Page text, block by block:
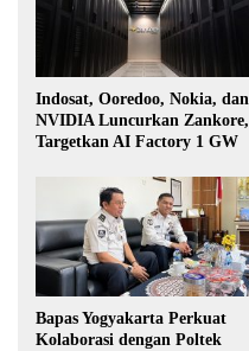
Indosat, Ooredoo, Nokia, dan
NVIDIA Luncurkan Zankore,
Targetkan AI Factory 1 GW
Bapas Yogyakarta Perkuat
Kolaborasi dengan Poltek